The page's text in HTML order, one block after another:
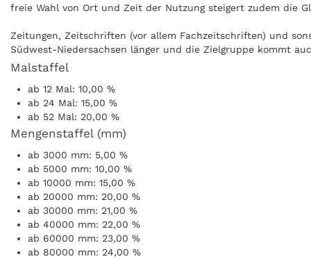
freie Wahl von Ort und Zeit der Nutzung steigert zudem die
Zeitungen, Zeitschriften (vor allem Fachzeitschriften) und
Südwest-Niedersachsen länger und die Zielgruppe kommt
Medien. Neue Osnabrücker Zeitung/ZG Südwest-
Malstaffel
ab 12 Mal: 10,00 %
ab 24 Mal: 15,00 %
ab 52 Mal: 20,00 %
Mengenstaffel (mm)
ab 3000 mm: 5,00 %
ab 5000 mm: 10,00 %
ab 10000 mm: 15,00 %
ab 20000 mm: 20,00 %
ab 30000 mm: 21,00 %
ab 40000 mm: 22,00 %
ab 60000 mm: 23,00 %
ab 80000 mm: 24,00 %